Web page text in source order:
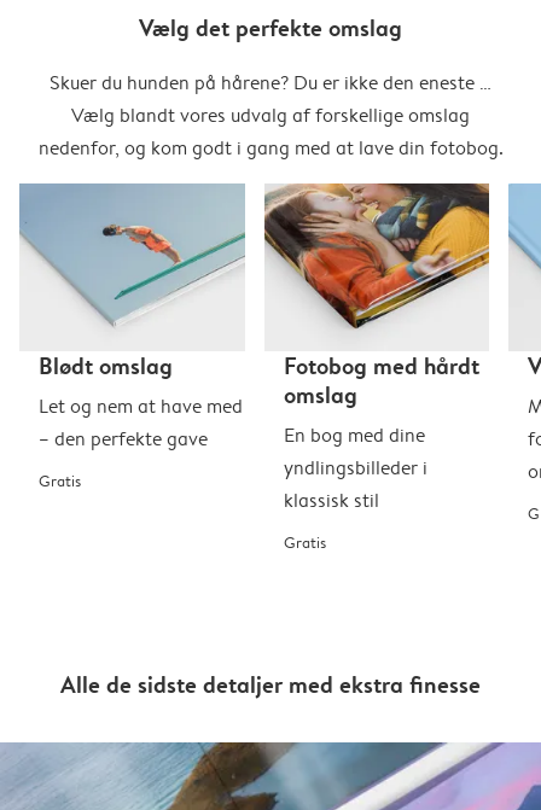
Vælg det perfekte omslag
Skuer du hunden på hårene? Du er ikke den eneste …
Vælg blandt vores udvalg af forskellige omslag
nedenfor, og kom godt i gang med at lave din fotobog.
Blødt omslag
Let og nem at have med
– den perfekte gave
Gratis
Fotobog med hårdt
omslag
En bog med dine
yndlingsbilleder i
klassisk stil
Gratis
Alle de sidste detaljer med ekstra finesse